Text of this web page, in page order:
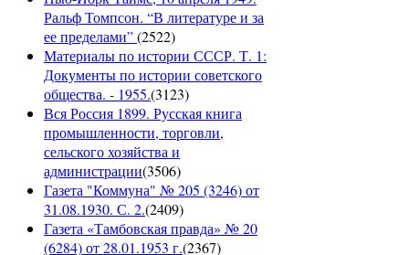
Ральф Томпсон. “В литературе и за
ее пределами”(2522)
Материалы по истории СССР. Т. 1:
Документы по истории советского
общества. - 1955.(3123)
Вся Россия 1899. Русская книга
промышленности, торговли,
сельского хозяйства и
администрации(3506)
Газета "Коммуна" № 205 (3246) от
31.08.1930. С. 2.(2409)
Газета «Тамбовская правда» № 20
(6284) от 28.01.1953 г.(2367)